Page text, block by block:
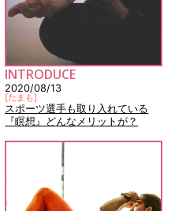
INTRODUCE
2020/08/13
[たまも]
スポーツ選手も取り入れている
『瞑想』どんなメリットが？